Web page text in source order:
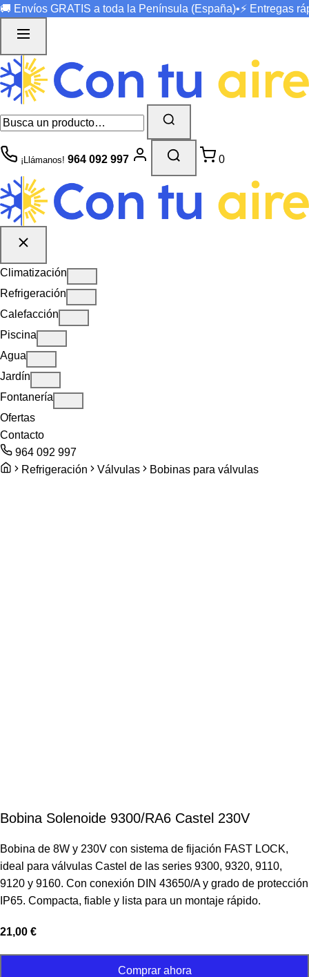
🚚 Envíos GRATIS a toda la Península (España)•⚡ Entregas
¡Llámanos! 964 092 997 0
Climatización
Refrigeración
Calefacción
Piscina
Agua
Jardín
Fontanería
Ofertas
Contacto
964 092 997
Refrigeración
Válvulas Bobinas para válvulas
Bobina Solenoide 9300/RA6 Castel 230V
Bobina de 8W y 230V con sistema de fijación FAST LOCK,
ideal para válvulas Castel de las series 9300, 9320, 9110,
9120 y 9160. Con conexión DIN 43650/A y grado de protección
IP65. Compacta, fiable y lista para un montaje rápido.
21,00 €
Comprar ahora